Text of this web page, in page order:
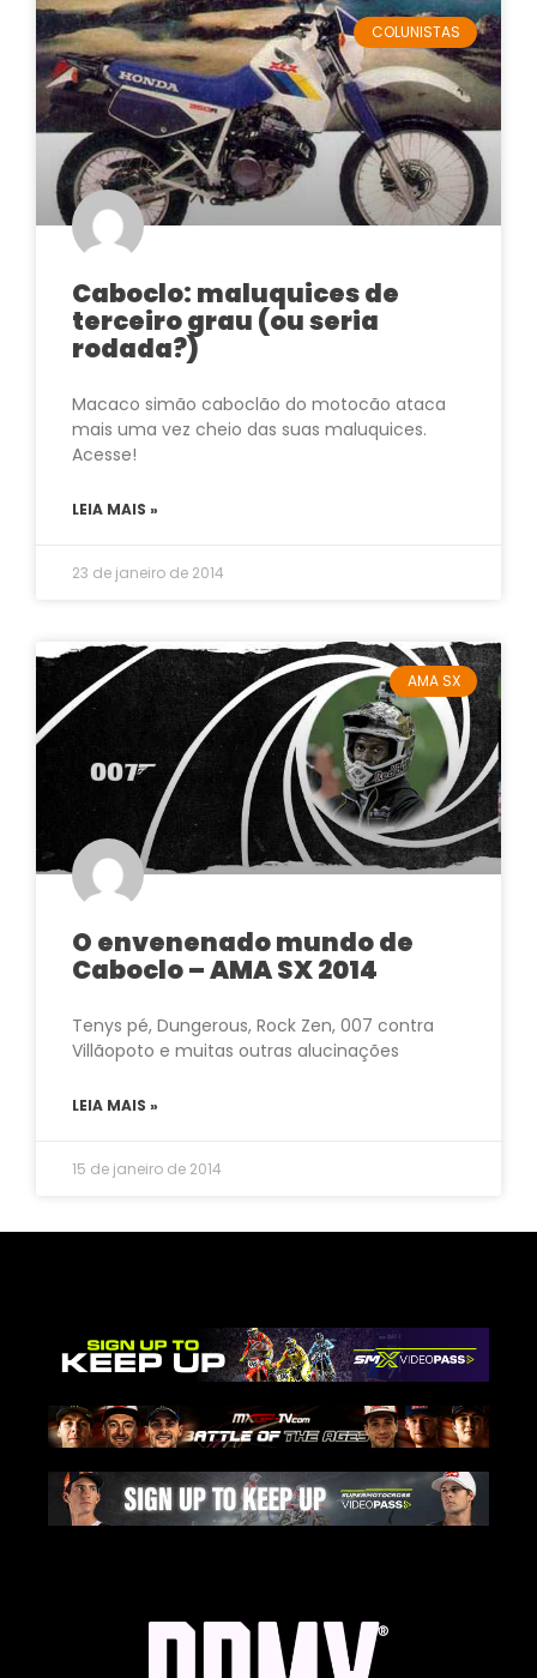
COLUNISTAS
Caboclo: maluquices de
terceiro grau (ou seria
rodada?)
Macaco simão caboclão do motocão ataca
mais uma vez cheio das suas maluquices.
Acesse!
LEIA MAIS »
23 de janeiro de 2014
AMA SX
O envenenado mundo de
Caboclo – AMA SX 2014
Tenys pé, Dungerous, Rock Zen, 007 contra
Villãopoto e muitas outras alucinações
LEIA MAIS »
15 de janeiro de 2014